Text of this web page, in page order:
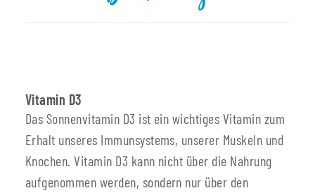
Vitamin D3
Das Sonnenvitamin D3 ist ein wichtiges Vitamin zum
Erhalt unseres Immunsystems, unserer Muskeln und
Knochen. Vitamin D3 kann nicht über die Nahrung
aufgenommen werden, sondern nur über den